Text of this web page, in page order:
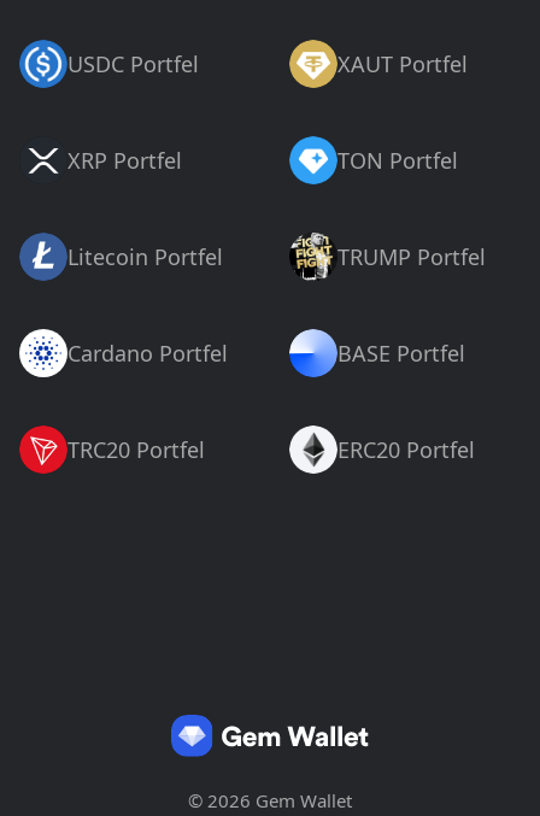
USDC Portfel XAUT Portfel
XRP Portfel TON Portfel
Litecoin Portfel TRUMP Portfel
Cardano Portfel BASE Portfel
TRC20 Portfel ERC20 Portfel
© 2026 Gem Wallet